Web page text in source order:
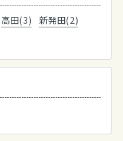
高田(3)
新発田(2)